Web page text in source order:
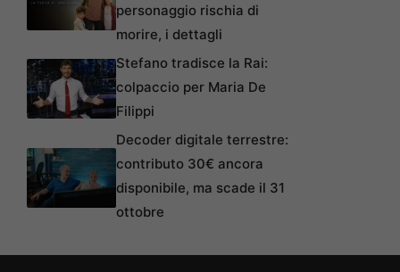
personaggio rischia di
morire, i dettagli
Stefano tradisce la Rai:
colpaccio per Maria De
Filippi
Decoder digitale terrestre:
contributo 30€ ancora
disponibile, ma scade il 31
ottobre